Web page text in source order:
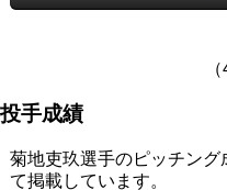
投手成績
菊地吏玖選手のピッチン
て掲載しています。